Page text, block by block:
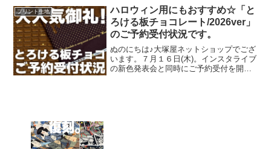
客さまにご来場いただきましたことを御
礼申し上
プリント生地
ハロウィン用にもおすすめ☆「と
ろける板チョコレート/2026ver」
のご予約受付状況です。
ぬのにちは♪大塚屋ネットショップでござ
います。７月１６日(木)。インスタライブ
の新色発表会と同時にご予約受付を開始